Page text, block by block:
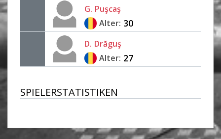
G. Puşcaş
Alter: 30
D. Drăguş
Alter: 27
SPIELERSTATISTIKEN